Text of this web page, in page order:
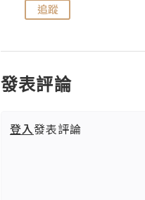
追蹤
發表評論
登入發表評論